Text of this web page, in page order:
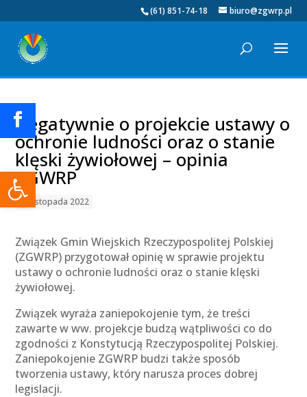
Otwórz pasek narzędzi
(61) 851-74-18 biuro@zgwrp.pl
Negatywnie o projekcie ustawy o
ochronie ludności oraz o stanie
klęski żywiołowej – opinia
ZGWRP
28 listopada 2022
Związek Gmin Wiejskich Rzeczypospolitej Polskiej
(ZGWRP) przygotował opinię w sprawie projektu
ustawy o ochronie ludności oraz o stanie klęski
żywiołowej.
Związek wyraża zaniepokojenie tym, że treści
zawarte w ww. projekcje budzą wątpliwości co do
zgodności z Konstytucją Rzeczypospolitej Polskiej.
Zaniepokojenie ZGWRP budzi także sposób
tworzenia ustawy, który narusza proces dobrej
legislacji.